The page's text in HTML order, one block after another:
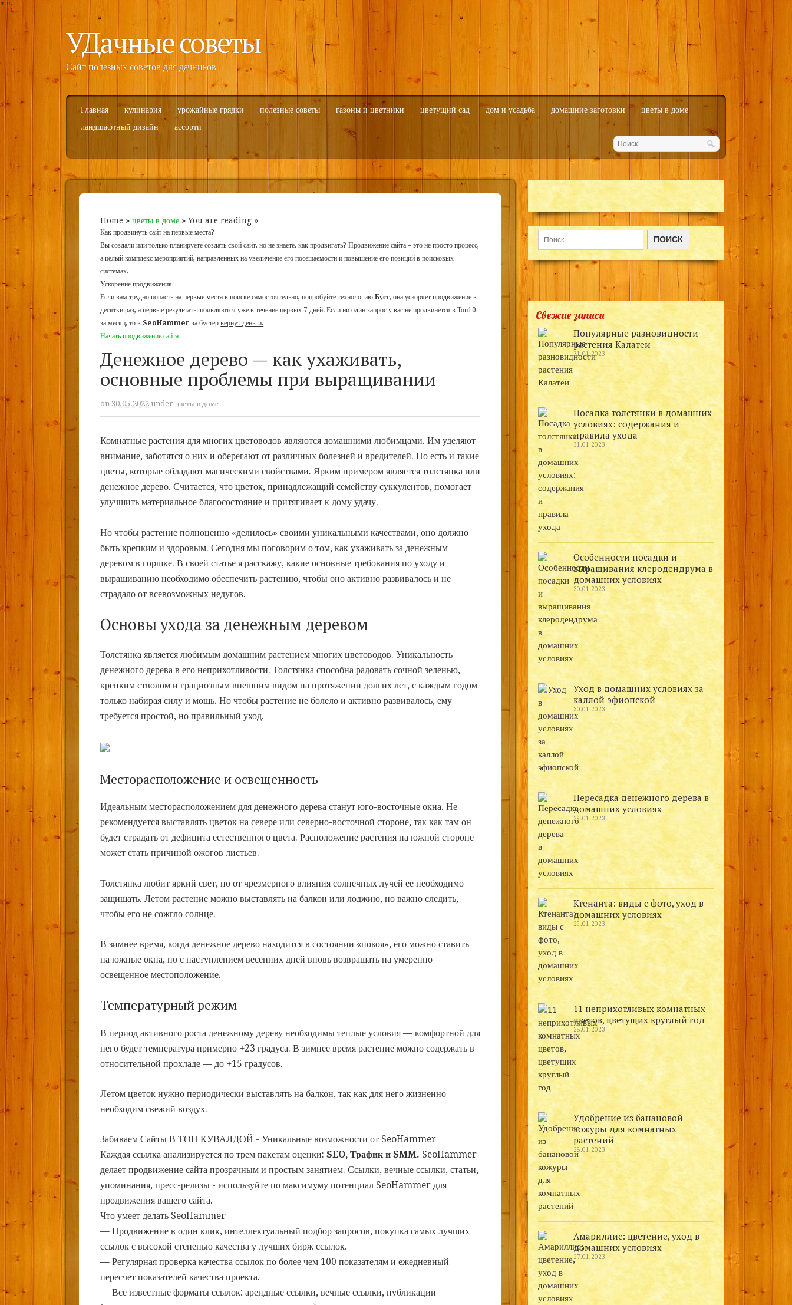
" ";
УДачные советы
Сайт полезных советов для дачников
Главная кулинария урожайные грядки полезные советы газоны и цветники цветущий сад дом и усадьба домашние заготовки
цветы в доме
ландшафтный дизайн
ассорти
Home »цветы в доме » You are reading »
Как продвинуть сайт на первые места?
Вы создали или только планируете создать свой сайт, но не знаете, как продвигать? Продвижение сайта – это не просто процесс,
а целый комплекс мероприятий, направленных на увеличение его посещаемости и повышение его позиций в поисковых
системах.
Ускорение продвижения
Если вам трудно попасть на первые места в поиске самостоятельно, попробуйте технологиюБуст, она ускоряет продвижение в
десятки раз, а первые результаты появляются уже в течение первых 7 дней. Если ни один запрос у вас не продвинется в Топ10
за месяц, то в SeoHammer за бустервернут деньги.
Начать продвижение сайта
Денежное дерево — как ухаживать,
основные проблемы при выращивании
on 30.05.2022 underцветы в доме
Комнатные растения для многих цветоводов являются домашними любимцами. Им уделяют
внимание, заботятся о них и оберегают от различных болезней и вредителей. Но есть и такие
цветы, которые обладают магическими свойствами. Ярким примером является толстянка или
денежное дерево. Считается, что цветок, принадлежащий семейству суккулентов, помогает
улучшить материальное благосостояние и притягивает к дому удачу.
Но чтобы растение полноценно «делилось» своими уникальными качествами, оно должно
быть крепким и здоровым. Сегодня мы поговорим о том, как ухаживать за денежным
деревом в горшке. В своей статье я расскажу, какие основные требования по уходу и
выращиванию необходимо обеспечить растению, чтобы оно активно развивалось и не
страдало от всевозможных недугов.
Основы ухода за денежным деревом
Толстянка является любимым домашним растением многих цветоводов. Уникальность
денежного дерева в его неприхотливости. Толстянка способна радовать сочной зеленью,
крепким стволом и грациозным внешним видом на протяжении долгих лет, с каждым годом
только набирая силу и мощь. Но чтобы растение не болело и активно развивалось, ему
требуется простой, но правильный уход.
Месторасположение и освещенность
Идеальным месторасположением для денежного дерева станут юго-восточные окна. Не
рекомендуется выставлять цветок на севере или северно-восточной стороне, так как там он
будет страдать от дефицита естественного цвета. Расположение растения на южной стороне
может стать причиной ожогов листьев.
Толстянка любит яркий свет, но от чрезмерного влияния солнечных лучей ее необходимо
защищать. Летом растение можно выставлять на балкон или лоджию, но важно следить,
чтобы его не сожгло солнце.
В зимнее время, когда денежное дерево находится в состоянии «покоя», его можно ставить
на южные окна, но с наступлением весенних дней вновь возвращать на умеренно-
освещенное местоположение.
Температурный режим
В период активного роста денежному дереву необходимы теплые условия — комфортной для
него будет температура примерно +23 градуса. В зимнее время растение можно содержать в
относительной прохладе — до +15 градусов.
Летом цветок нужно периодически выставлять на балкон, так как для него жизненно
необходим свежий воздух.
Забиваем Сайты В ТОП КУВАЛДОЙ - Уникальные возможности от SeoHammer
Каждая ссылка анализируется по трем пакетам оценки:SEO, Трафик и SMM. SeoHammer
делает продвижение сайта прозрачным и простым занятием. Ссылки, вечные ссылки, статьи,
упоминания, пресс-релизы - используйте по максимуму потенциал SeoHammer для
продвижения вашего сайта.
Что умеет делать SeoHammer
— Продвижение в один клик, интеллектуальный подбор запросов, покупка самых лучших
ссылок с высокой степенью качества у лучших бирж ссылок.
— Регулярная проверка качества ссылок по более чем 100 показателям и ежедневный
пересчет показателей качества проекта.
— Все известные форматы ссылок: арендные ссылки, вечные ссылки, публикации
Свежие записи
Популярные разновидности
растения Калатеи
31.01.2023
Посадка толстянки в домашних
условиях: содержания и
правила ухода
31.01.2023
Особенности посадки и
выращивания клеродендрума в
домашних условиях
30.01.2023
Уход в домашних условиях за
каллой эфиопской
30.01.2023
Пересадка денежного дерева в
домашних условиях
29.01.2023
Ктенанта: виды с фото, уход в
домашних условиях
29.01.2023
11 неприхотливых комнатных
цветов, цветущих круглый год
28.01.2023
Удобрение из банановой
кожуры для комнатных
растений
28.01.2023
Амариллис: цветение, уход в
домашних условиях
27.01.2023